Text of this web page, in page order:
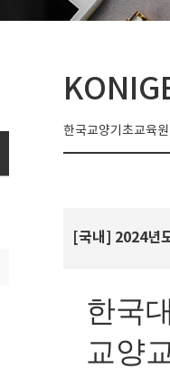
한국교양기초교육
[국내] 2024년
한국
교양